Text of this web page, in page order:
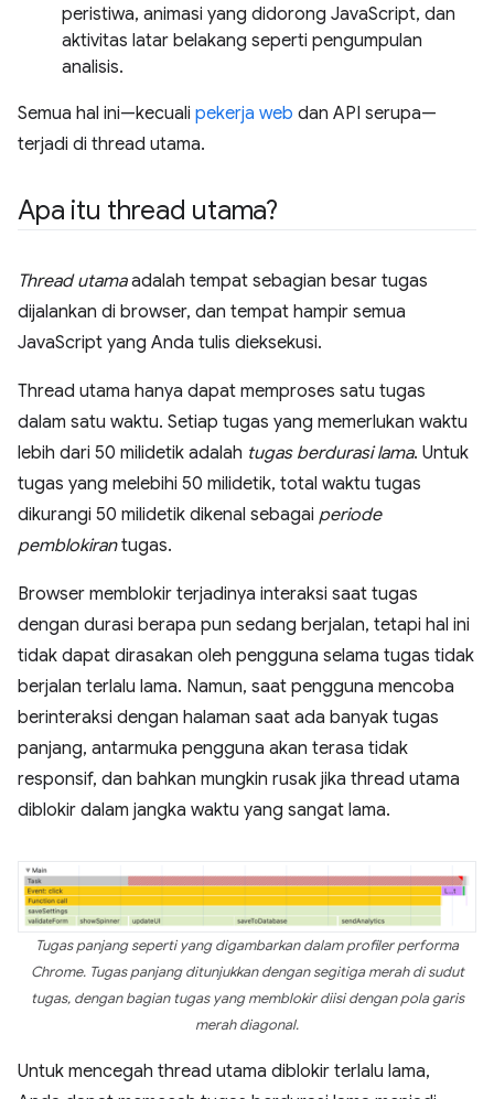
peristiwa, animasi yang didorong JavaScript, dan
aktivitas latar belakang seperti pengumpulan
analisis.
Semua hal ini—kecuali pekerja web dan API serupa—
terjadi di thread utama.
Apa itu thread utama?
Thread utamaadalah tempat sebagian besar tugas
dijalankan di browser, dan tempat hampir semua
JavaScript yang Anda tulis dieksekusi.
Thread utama hanya dapat memproses satu tugas
dalam satu waktu. Setiap tugas yang memerlukan waktu
lebih dari 50 milidetik adalah tugas berdurasi lama. Untuk
tugas yang melebihi 50 milidetik, total waktu tugas
dikurangi 50 milidetik dikenal sebagai periode
pemblokirantugas.
Browser memblokir terjadinya interaksi saat tugas
dengan durasi berapa pun sedang berjalan, tetapi hal ini
tidak dapat dirasakan oleh pengguna selama tugas tidak
berjalan terlalu lama. Namun, saat pengguna mencoba
berinteraksi dengan halaman saat ada banyak tugas
panjang, antarmuka pengguna akan terasa tidak
responsif, dan bahkan mungkin rusak jika thread utama
diblokir dalam jangka waktu yang sangat lama.
Tugas panjang seperti yang digambarkan dalam profiler performa
Chrome. Tugas panjang ditunjukkan dengan segitiga merah di sudut
tugas, dengan bagian tugas yang memblokir diisi dengan pola garis
merah diagonal.
Untuk mencegah thread utama diblokir terlalu lama,